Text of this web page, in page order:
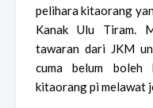
pelihara kitaorang
Kanak Ulu Tiram.
tawaran dari JKM
cuma belum
kitaorang pi melawat